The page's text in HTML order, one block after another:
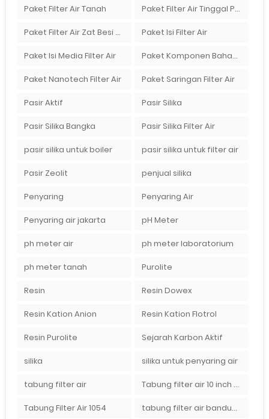
Paket Filter Air Tanah Paket Filter Air Tinggal Pasang
Paket Filter Air Zat Besi Tinggi Paket Isi Filter Air
Paket Isi Media Filter Air Paket Komponen Bahan Filter Air
Paket Nanotech Filter Air Paket Saringan Filter Air
Pasir Aktif Pasir Silika
Pasir Silika Bangka Pasir Silika Filter Air
pasir silika untuk boiler pasir silika untuk filter air
Pasir Zeolit penjual silika
Penyaring Penyaring Air
Penyaring air jakarta pH Meter
ph meter air ph meter laboratorium
ph meter tanah Purolite
Resin Resin Dowex
Resin Kation Anion Resin Kation Flotrol
Resin Purolite Sejarah Karbon Aktif
silika silika untuk penyaring air
tabung filter air Tabung filter air 10 inch Agen tabung filter nanotec di bandung"
Tabung Filter Air 1054 tabung filter air bandung